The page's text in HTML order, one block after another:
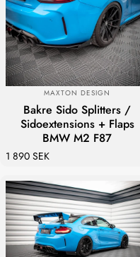
LEVERANTÖR:
MAXTON DESIGN
Bakre Sido Splitters /
Sidoextensions + Flaps
BMW M2 F87
1 890 SEK